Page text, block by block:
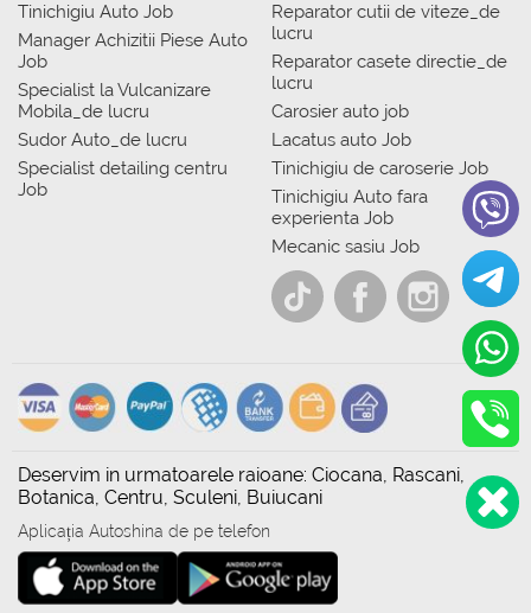
Tinichigiu Auto Job
Manager Achizitii Piese Auto
Job
Specialist la Vulcanizare
Mobila_de lucru
Sudor Auto_de lucru
Specialist detailing centru
Job
Reparator cutii de viteze_de
lucru
Reparator casete directie_de
lucru
Carosier auto job
Lacatus auto Job
Tinichigiu de caroserie Job
Tinichigiu Auto fara
experienta Job
Mecanic sasiu Job
Deservim in urmatoarele raioane: Ciocana, Rascani,
Botanica, Centru, Sculeni, Buiucani
Aplicația Autoshina de pe telefon